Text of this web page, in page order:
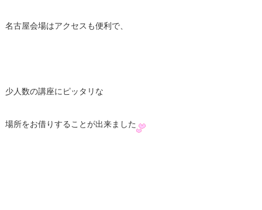
名古屋会場はアクセスも便利で、
少人数の講座にピッタリな
場所をお借りすることが出来ました